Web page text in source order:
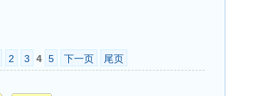
2 3 4 5 下一页 尾页